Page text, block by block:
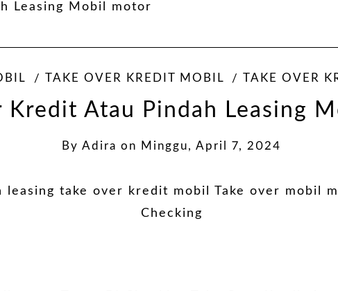
Leasing Mobil motor
TAKE OVER KREDIT MOBIL TAKE OVER
Kredit Atau Pindah Leasing
By Adira on Minggu, April 7, 2024